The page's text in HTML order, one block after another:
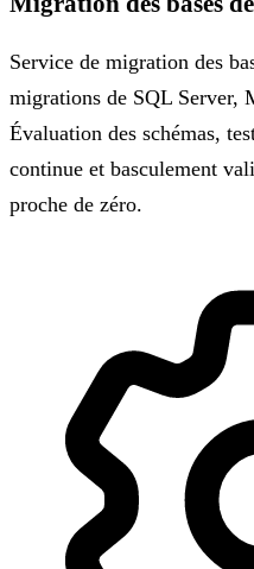
Service de migration des
migrations de SQL Server,
Évaluation des schémas,
continue et basculement
proche de zéro.